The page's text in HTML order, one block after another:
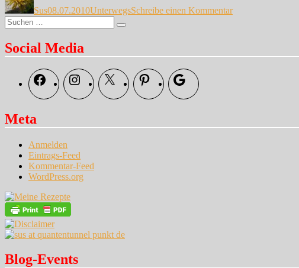
Sus08.07.2010UnterwegsSchreibe einen Kommentarmach
Suche
nach:
Suchen
Social Media
FacebookInstagramX Pinterest Google
Meta
Anmelden
Eintrags-Feed
Kommentar-Feed
WordPress.org
Blog-Events